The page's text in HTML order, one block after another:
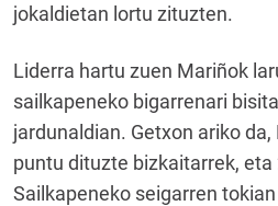
jokaldietan lortu zituzten.
Liderra hartu zuen Mariñok
sailkapeneko bigarrenari
jardunaldian. Getxon ariko
puntu dituzte bizkaitarrek, eta
Sailkapeneko seigarren